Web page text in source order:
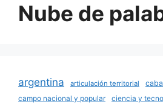
Nube de
argentina articulación territorial
caba
campo nacional y popular
ciencia y